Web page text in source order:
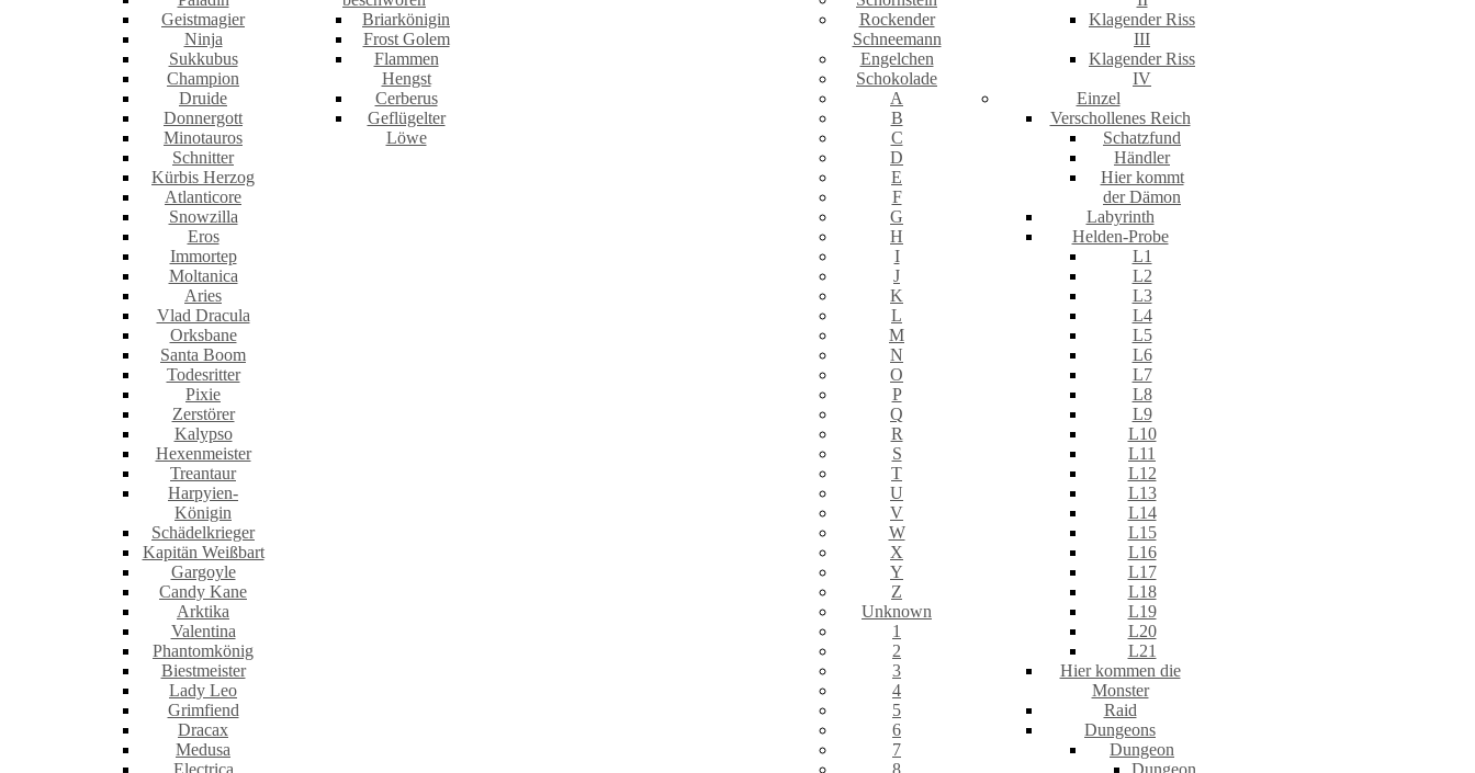
Geistmagier
Ninja
Sukkubus
Champion
Druide
Donnergott
Minotauros
Schnitter
Kürbis Herzog
Atlanticore
Snowzilla
Eros
Immortep
Moltanica
Aries
Vlad Dracula
Orksbane
Santa Boom
Todesritter
Pixie
Zerstörer
Kalypso
Hexenmeister
Treantaur
Harpyien-
Königin
Schädelkrieger
Kapitän Weißbart
Gargoyle
Candy Kane
Arktika
Valentina
Phantomkönig
Biestmeister
Lady Leo
Grimfiend
Dracax
Medusa
Briarkönigin
Frost Golem
Flammen
Hengst
Cerberus
Geflügelter
Löwe
Rockender
Schneemann
Engelchen
Schokolade
A
B
C
D
E
F
G
H
I
J
K
L
M
N
O
P
Q
R
S
T
U
V
W
X
Y
Z
Unknown
1
2
3
4
5
6
7
Klagender Riss
III
Klagender Riss
IV
Einzel
Verschollenes Reich
Schatzfund
Händler
Hier kommt
der Dämon
Labyrinth
Helden-Probe
L1
L2
L3
L4
L5
L6
L7
L8
L9
L10
L11
L12
L13
L14
L15
L16
L17
L18
L19
L20
L21
Hier kommen die
Monster
Raid
Dungeons
Dungeon